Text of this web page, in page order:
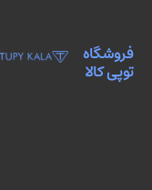
فروشگاه
توپی کالا